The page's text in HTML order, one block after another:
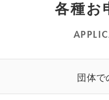
各種お
団体で